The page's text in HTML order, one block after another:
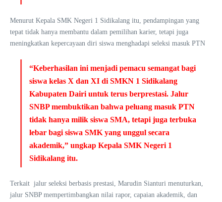
Menurut Kepala SMK Negeri 1 Sidikalang itu, pendampingan yang
tepat tidak hanya membantu dalam pemilihan karier, tetapi juga
meningkatkan kepercayaan diri siswa menghadapi seleksi masuk PTN
“Keberhasilan ini menjadi pemacu semangat bagi
siswa kelas X dan XI di SMKN 1 Sidikalang
Kabupaten Dairi untuk terus berprestasi. Jalur
SNBP membuktikan bahwa peluang masuk PTN
tidak hanya milik siswa SMA, tetapi juga terbuka
lebar bagi siswa SMK yang unggul secara
akademik,” ungkap Kepala SMK Negeri 1
Sidikalang itu.
Terkait jalur seleksi berbasis prestasi, Marudin Sianturi menuturkan,
jalur SNBP mempertimbangkan nilai rapor, capaian akademik, dan